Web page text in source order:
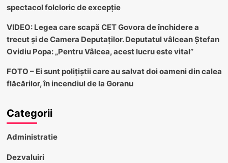
spectacol folcloric de excepție
VIDEO: Legea care scapă CET Govora de închidere a
trecut și de Camera Deputaților. Deputatul vâlcean Ștefan
Ovidiu Popa: „Pentru Vâlcea, acest lucru este vital”
FOTO – Ei sunt polițiștii care au salvat doi oameni din calea
flăcărilor, în incendiul de la Goranu
Categorii
Administratie
Dezvaluiri